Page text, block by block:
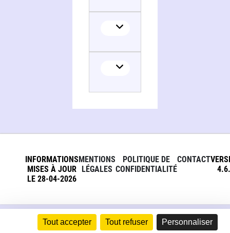
Tout accepter Tout refuser Personnaliser
INFORMATIONS
MISES À JOUR
LE 28-04-2026
MENTIONS
LÉGALES
POLITIQUE DE
CONFIDENTIALITÉ
CONTACT